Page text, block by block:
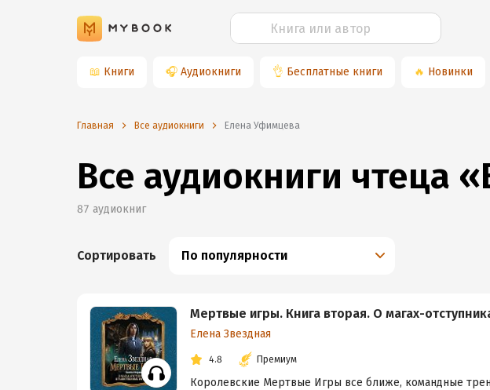
📖 Книги 🎧 Аудиокниги 👌 Бесплатные книги 🔥 Новинки
Главная Все аудиокниги Елена Уфимцева
Все аудиокниги чтеца
87 аудиокниг
Сортировать По популярности
Мертвые игры. Книга вторая. О магах-
Елена Звездная
4.8 Премиум
Королевские Мертвые Игры все ближе, командные